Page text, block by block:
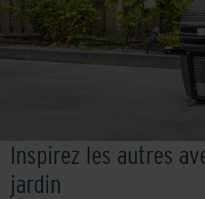
Inspirez les autres
jardin